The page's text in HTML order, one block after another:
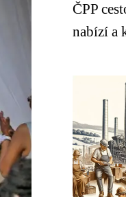
ČPP
nabízí a